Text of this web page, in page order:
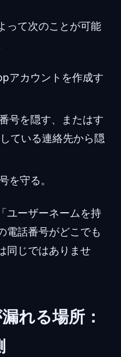
って次のことが可能
アカウントを作成す
号を隠す、またはす
ている連絡先から隠
を守る。
ユーザーネームを持
電話番号がどこでも
同じではありませ
れる場所：